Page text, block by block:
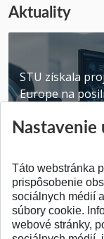
Aktuality
STU získala
Europe na
Publikované
Nastavenie
Táto webstránka
prispôsobenie
sociálnych médií
súbory cookie.
webové stránky,